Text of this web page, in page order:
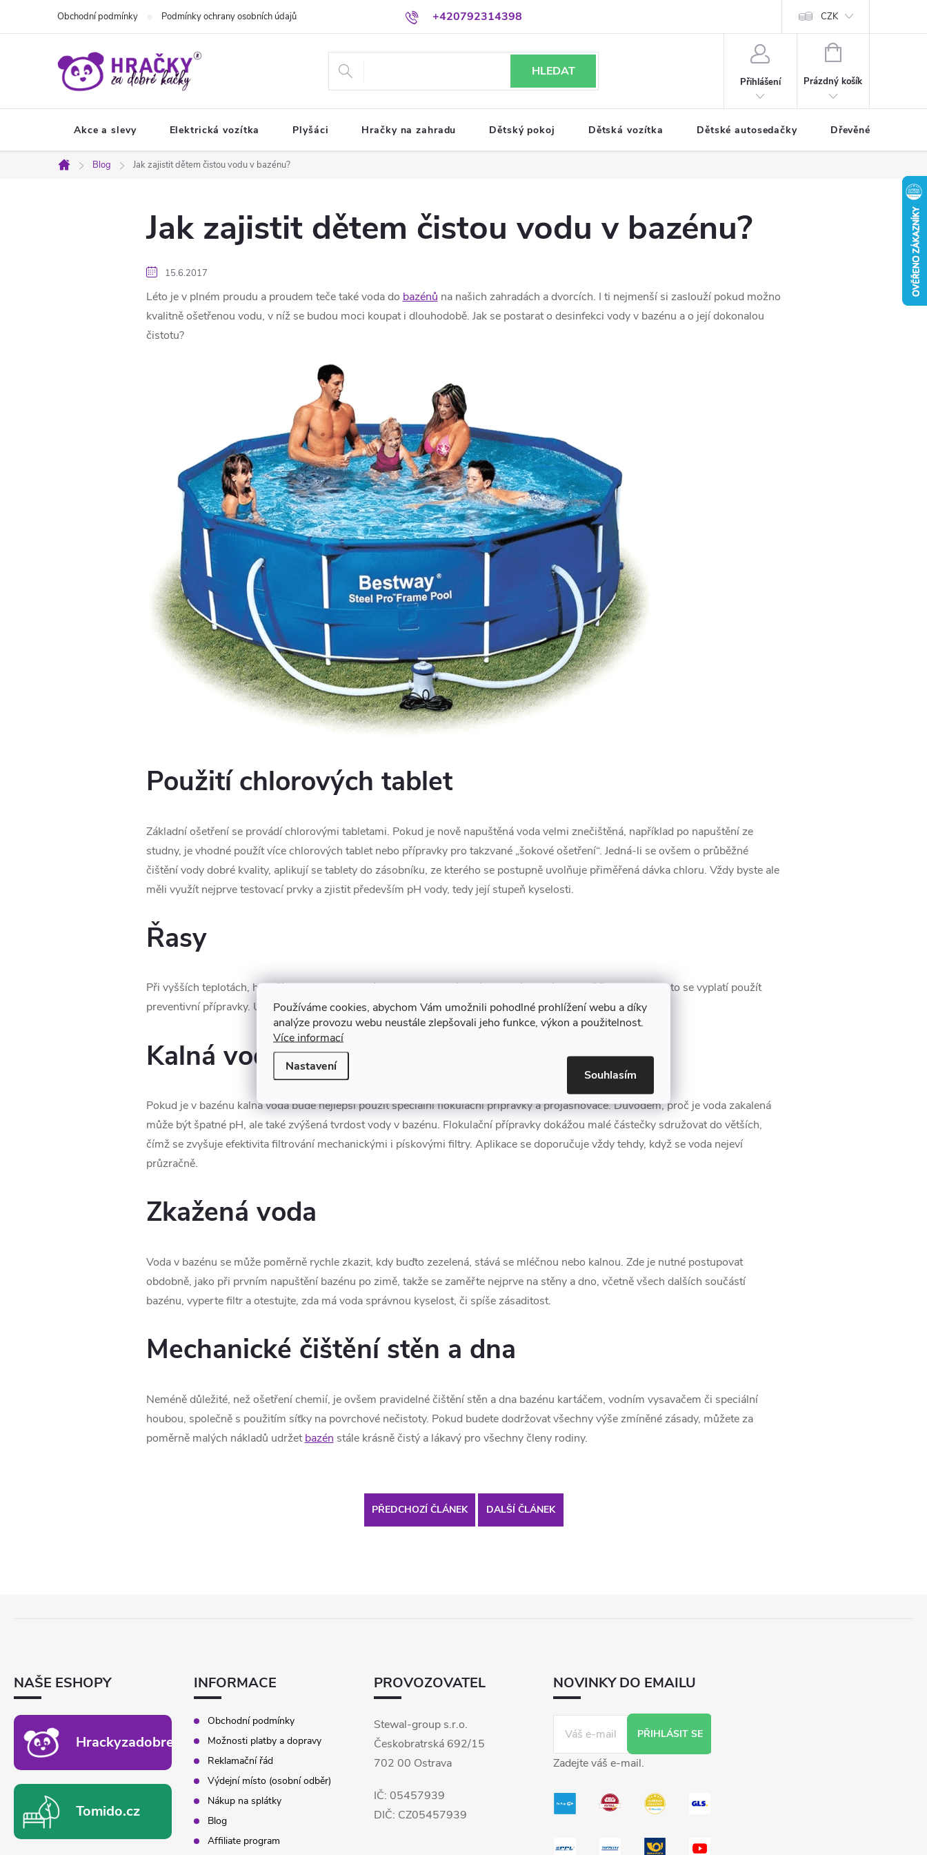
Používáme cookies, abychom Vám umožnili pohodlné prohlížení webu a díky
analýze provozu webu neustále zlepšovali jeho funkce, výkon a použitelnost.
Více informací
Nastavení
Souhlasím
+420792314398
Obchodní podmínky Podmínky ochrany osobních údajů CZK
HLEDAT
Přihlášení
NÁKUPNÍ
Prázdný košík
Akce a slevy Elektrická vozítka Plyšáci Hračky na zahradu Dětský pokoj Dětská vozítka Dětské autosedačky Dřevěné hračky
Domů
Blog Jak zajistit dětem čistou vodu v bazénu?
Jak zajistit dětem čistou vodu v bazénu?
15.6.2017
Léto je v plném proudu a proudem teče také voda do bazénů na našich zahradách a dvorcích. I ti nejmenší si zaslouží pokud možno
kvalitně ošetřenou vodu, v níž se budou moci koupat i dlouhodobě. Jak se postarat o desinfekci vody v bazénu a o její dokonalou
čistotu?
Použití chlorových tablet
Základní ošetření se provádí chlorovými tabletami. Pokud je nově napuštěná voda velmi znečištěná, například po napuštění ze
studny, je vhodné použít více chlorových tablet nebo přípravky pro takzvané „šokové ošetření“. Jedná-li se ovšem o průběžné
čištění vody dobré kvality, aplikují se tablety do zásobníku, ze kterého se postupně uvolňuje přiměřená dávka chloru. Vždy byste ale
měli využít nejprve testovací prvky a zjistit především pH vody, tedy její stupeň kyselosti.
Řasy
Při vyšších teplotách, hovoří se cca o 20 stupních Celsia, je bazénová voda náchylná k tvorbě řas a sinic, proto se vyplatí použít
preventivní přípravky. U těchto produktů by mělo být vždy udáváno, jak často provádět aplikaci.
Kalná voda
Pokud je v bazénu kalná voda bude nejlepší použít speciální flokulační přípravky a projasňovače. Důvodem, proč je voda zakalená
může být špatné pH, ale také zvýšená tvrdost vody v bazénu. Flokulační přípravky dokážou malé částečky sdružovat do větších,
čímž se zvyšuje efektivita filtrování mechanickými i pískovými filtry. Aplikace se doporučuje vždy tehdy, když se voda nejeví
průzračně.
Zkažená voda
Voda v bazénu se může poměrně rychle zkazit, kdy buďto zezelená, stává se mléčnou nebo kalnou. Zde je nutné postupovat
obdobně, jako při prvním napuštění bazénu po zimě, takže se zaměřte nejprve na stěny a dno, včetně všech dalších součástí
bazénu, vyperte filtr a otestujte, zda má voda správnou kyselost, či spíše zásaditost.
Mechanické čištění stěn a dna
Neméně důležité, než ošetření chemií, je ovšem pravidelné čištění stěn a dna bazénu kartáčem, vodním vysavačem či speciální
houbou, společně s použitím síťky na povrchové nečistoty. Pokud budete dodržovat všechny výše zmíněné zásady, můžete za
poměrně malých nákladů udržetbazén stále krásně čistý a lákavý pro všechny členy rodiny.
PŘEDCHOZÍ ČLÁNEK DALŠÍ ČLÁNEK
NAŠE ESHOPY
Hrackyzadobrekacky.cz
Tomido.cz
INFORMACE
Obchodní podmínky
Možnosti platby a dopravy
Reklamační řád
Výdejní místo (osobní odběr)
Nákup na splátky
Blog
Affiliate program
PROVOZOVATEL
Stewal-group s.r.o.
Českobratrská 692/15
702 00 Ostrava
IČ: 05457939
DIČ: CZ05457939
NOVINKY DO EMAILU
PŘIHLÁSIT SE
Zadejte váš e-mail.